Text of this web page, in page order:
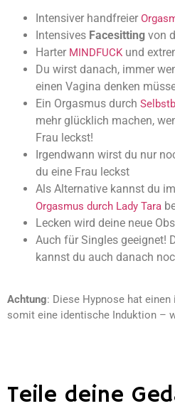
Intensiver handfreier
Intensives Facesitting von
Harter MINDFUCK und
Du wirst danach, immer
einen Vagina denken
Ein Orgasmus durch
mehr glücklich machen,
Frau leckst!
Irgendwann wirst du nur
du eine Frau leckst
Als Alternative kannst du
Orgasmus durch Lady Tara
Lecken wird deine neue
Auch für Singles geeignet!
kannst du auch danach
Achtung: Diese Hypnose hat
somit eine identische Induktion –
Teile deine